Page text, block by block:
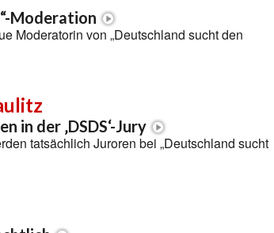
Moderation
Moderatorin von „Deutschland sucht den
in der ‚DSDS‘-Jury
tatsächlich Juroren bei „Deutschland sucht